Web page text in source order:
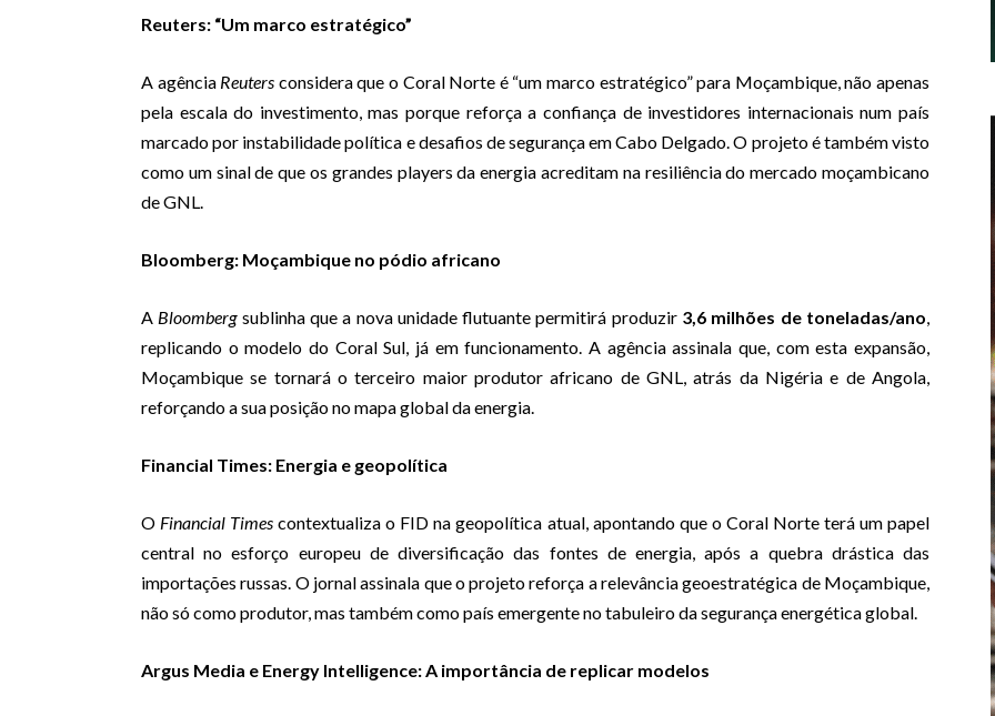
Reuters: “Um marco estratégico”
A agência Reuters considera que o Coral Norte é “um marco estratégico” para Moçambique, não apenas
pela escala do investimento, mas porque reforça a confiança de investidores internacionais num país
marcado por instabilidade política e desafios de segurança em Cabo Delgado. O projeto é também visto
como um sinal de que os grandes players da energia acreditam na resiliência do mercado moçambicano
de GNL.
Bloomberg: Moçambique no pódio africano
A Bloombergsublinha que a nova unidade flutuante permitirá produzir 3,6 milhões de toneladas/ano,
replicando o modelo do Coral Sul, já em funcionamento. A agência assinala que, com esta expansão,
Moçambique se tornará o terceiro maior produtor africano de GNL, atrás da Nigéria e de Angola,
reforçando a sua posição no mapa global da energia.
Financial Times: Energia e geopolítica
O Financial Times contextualiza o FID na geopolítica atual, apontando que o Coral Norte terá um papel
central no esforço europeu de diversificação das fontes de energia, após a quebra drástica das
importações russas. O jornal assinala que o projeto reforça a relevância geoestratégica de Moçambique,
não só como produtor, mas também como país emergente no tabuleiro da segurança energética global.
Argus Media e Energy Intelligence: A importância de replicar modelos